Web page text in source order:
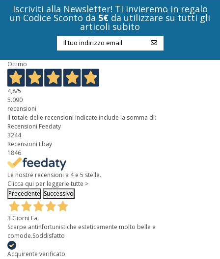
Iscriviti alla Newsletter! Ti invieremo in regalo
un Codice Sconto da 5€ da utilizzare su tutti gli
articoli subito
Ottimo
4,8/5
5.090
recensioni
Il totale delle recensioni indicate include la somma di:
Recensioni Feedaty
3244
Recensioni Ebay
1846
Le nostre recensioni a 4 e 5 stelle.
Clicca qui per leggerle tutte >
Precedente Successivo
3 Giorni Fa
Scarpe antinfortunistiche esteticamente molto belle e
comode.Soddisfatto
Acquirente verificato